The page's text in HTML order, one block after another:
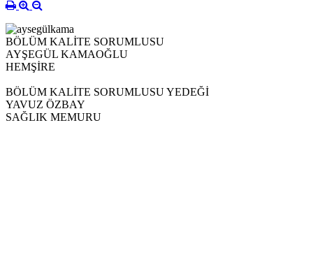
BÖLÜM KALİTE SORUMLUSU
AYŞEGÜL KAMAOĞLU
HEMŞİRE
BÖLÜM KALİTE SORUMLUSU YEDEĞİ
YAVUZ ÖZBAY
SAĞLIK MEMURU